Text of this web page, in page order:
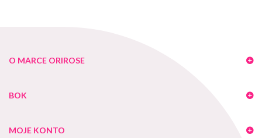
O MARCE ORIROSE
BOK
MOJE KONTO